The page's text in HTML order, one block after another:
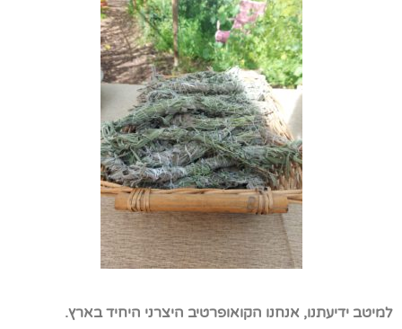
למיטב ידיעתנו, אנחנו הקואופרטיב היצרני היחיד בארץ.